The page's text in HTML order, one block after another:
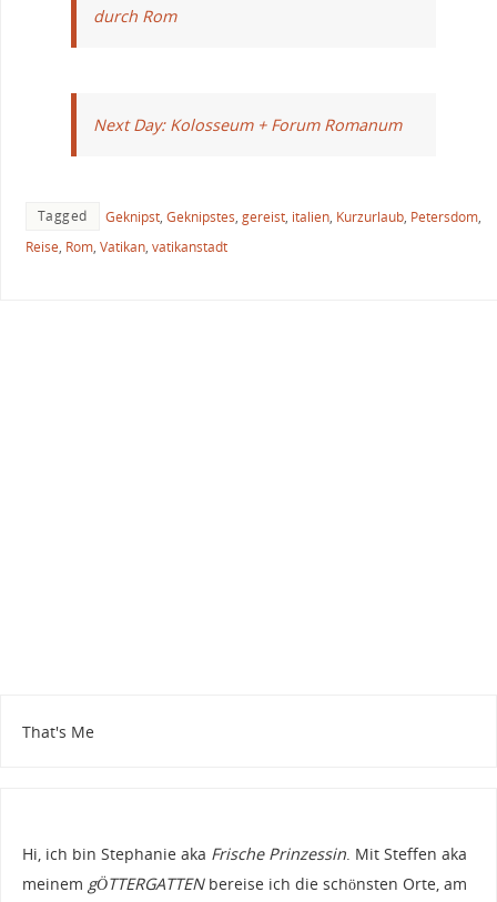
durch Rom
Next Day: Kolosseum + Forum Romanum
Tagged Geknipst, Geknipstes, gereist, italien, Kurzurlaub, Petersdom,
Reise, Rom, Vatikan, vatikanstadt
That's Me
Hi, ich bin Stephanie aka Frische Prinzessin. Mit Steffen aka
meinem gÖTTERGATTENbereise ich die schönsten Orte, am